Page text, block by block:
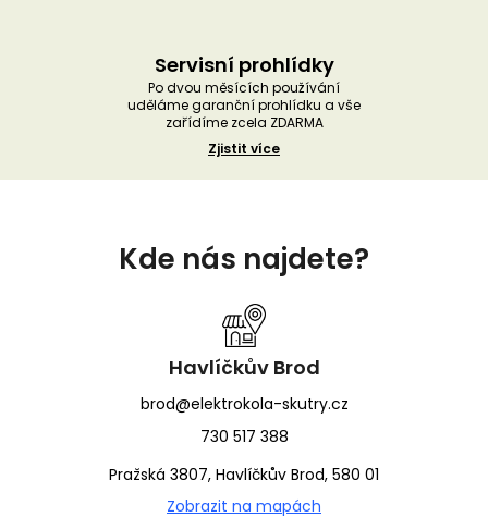
Servisní prohlídky
Po dvou měsících používání
uděláme garanční prohlídku a vše
zařídíme zcela ZDARMA
Zjistit více
Kde nás najdete?
Havlíčkův Brod
brod@elektrokola-skutry.cz
730 517 388
Pražská 3807, Havlíčkův Brod, 580 01
Zobrazit na mapách